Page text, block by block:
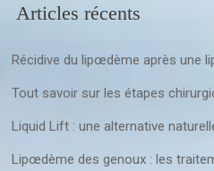
Articles récents
Récidive du lipœdème après une
Tout savoir sur les étapes
Liquid Lift : une alternative
Lipœdème des genoux : les